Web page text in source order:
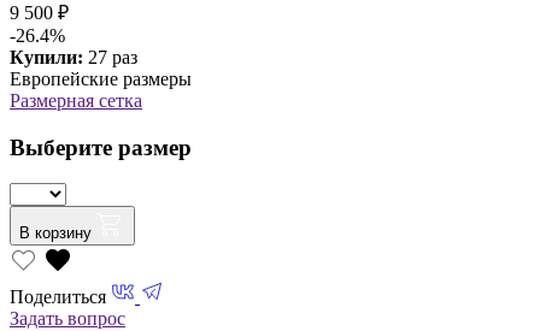
9 500 ₽
-26.4%
Купили: 27 раз
Европейские размеры
Размерная сетка
Выберите размер
В корзину
Поделиться
Задать вопрос